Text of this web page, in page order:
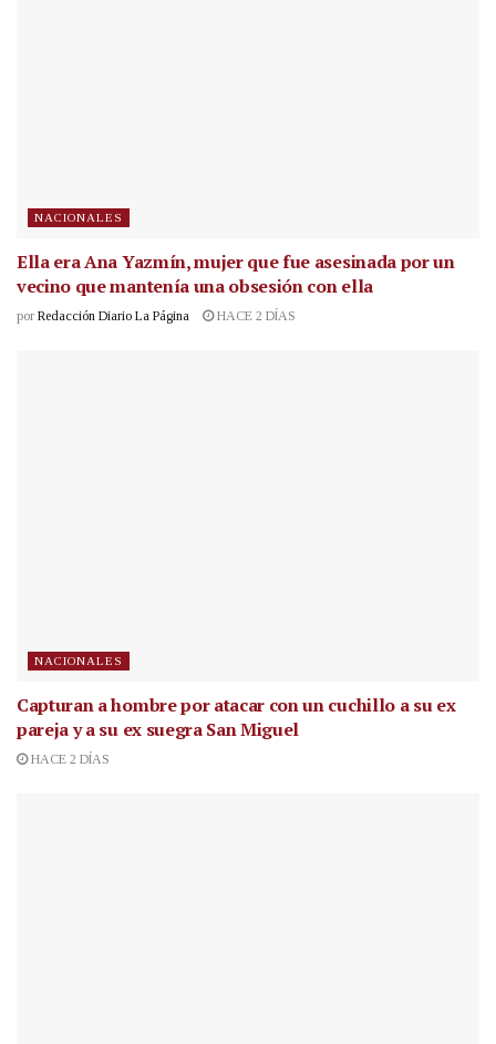
NACIONALES
Ella era Ana Yazmín, mujer que fue asesinada por un
vecino que mantenía una obsesión con ella
por Redacción Diario La Página HACE 2 DÍAS
NACIONALES
Capturan a hombre por atacar con un cuchillo a su ex
pareja y a su ex suegra San Miguel
HACE 2 DÍAS